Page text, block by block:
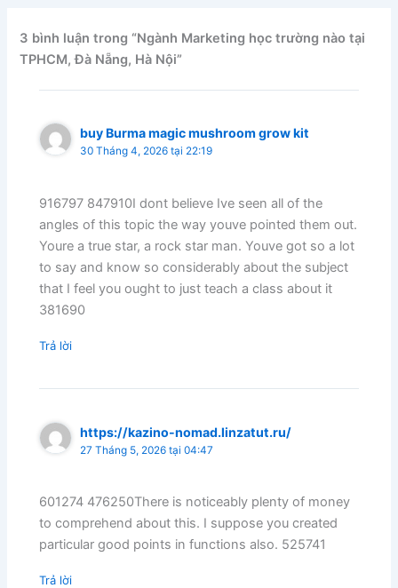
3 bình luận trong “Ngành Marketing học trường nào tại
TPHCM, Đà Nẵng, Hà Nội”
buy Burma magic mushroom grow kit
30 Tháng 4, 2026 tại 22:19
916797 847910I dont believe Ive seen all of the
angles of this topic the way youve pointed them out.
Youre a true star, a rock star man. Youve got so a lot
to say and know so considerably about the subject
that I feel you ought to just teach a class about it
381690
Trả lời
https://kazino-nomad.linzatut.ru/
27 Tháng 5, 2026 tại 04:47
601274 476250There is noticeably plenty of money
to comprehend about this. I suppose you created
particular good points in functions also. 525741
Trả lời